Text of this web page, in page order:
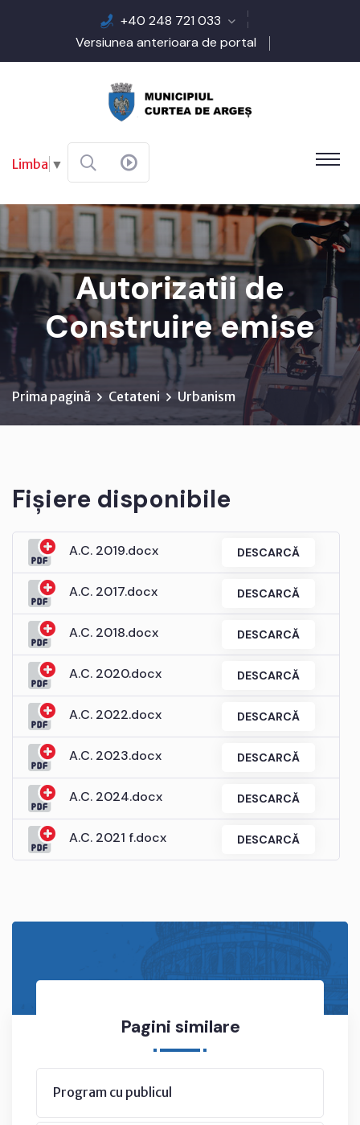
+40 248 721 033
Versiunea anterioara de portal
Limba ▼
Autorizatii de
Construire emise
Prima pagină Cetateni Urbanism
Fișiere disponibile
A.C. 2019.docx DESCARCĂ
A.C. 2017.docx DESCARCĂ
A.C. 2018.docx DESCARCĂ
A.C. 2020.docx DESCARCĂ
A.C. 2022.docx DESCARCĂ
A.C. 2023.docx DESCARCĂ
A.C. 2024.docx DESCARCĂ
A.C. 2021 f.docx DESCARCĂ
Pagini similare
Program cu publicul